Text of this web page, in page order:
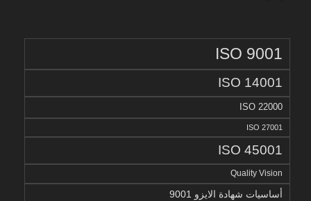
ISO 9001
ISO 14001
ISO 22000
ISO 27001
ISO 45001
Quality Vision
أساسيات شهادة الايزو 9001